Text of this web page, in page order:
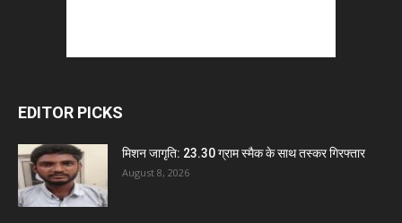
EDITOR PICKS
मिशन जागृति: 23.30 ग्राम स्मैक के साथ तस्कर गिरफ्तार
August 8, 2026